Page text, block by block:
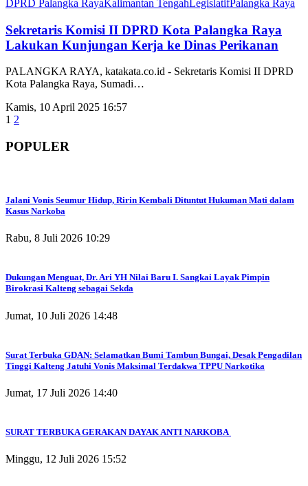
DPRD Palangka RayaKalimantan TengahLegislatifPalangka Raya
Sekretaris Komisi II DPRD Kota Palangka Raya
Lakukan Kunjungan Kerja ke Dinas Perikanan
PALANGKA RAYA, katakata.co.id - Sekretaris Komisi II DPRD
Kota Palangka Raya, Sumadi…
Kamis, 10 April 2025 16:57
1 2
POPULER
Jalani Vonis Seumur Hidup, Ririn Kembali Dituntut Hukuman Mati dalam
Kasus Narkoba
Rabu, 8 Juli 2026 10:29
Dukungan Menguat, Dr. Ari YH Nilai Baru I. Sangkai Layak Pimpin
Birokrasi Kalteng sebagai Sekda
Jumat, 10 Juli 2026 14:48
Surat Terbuka GDAN: Selamatkan Bumi Tambun Bungai, Desak Pengadilan
Tinggi Kalteng Jatuhi Vonis Maksimal Terdakwa TPPU Narkotika
Jumat, 17 Juli 2026 14:40
SURAT TERBUKA GERAKAN DAYAK ANTI NARKOBA
Minggu, 12 Juli 2026 15:52